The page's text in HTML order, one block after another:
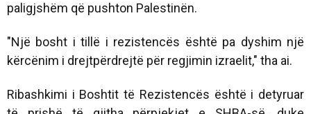
paligjshëm që pushton Palestinën.
"Një bosht i tillë i rezistencës është pa dyshim një
kërcënim i drejtpërdrejtë për regjimin izraelit," tha ai.
Ribashkimi i Boshtit të Rezistencës është i detyruar